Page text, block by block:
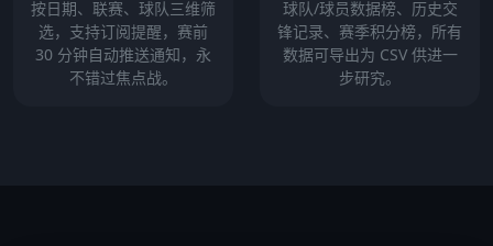
按日期、联赛、球队三维筛
选，支持订阅提醒，赛前
30 分钟自动推送通知，永
不错过焦点战。
球队/球员数据榜、历史交
锋记录、赛季积分榜，所有
数据可导出为 CSV 供进一
步研究。